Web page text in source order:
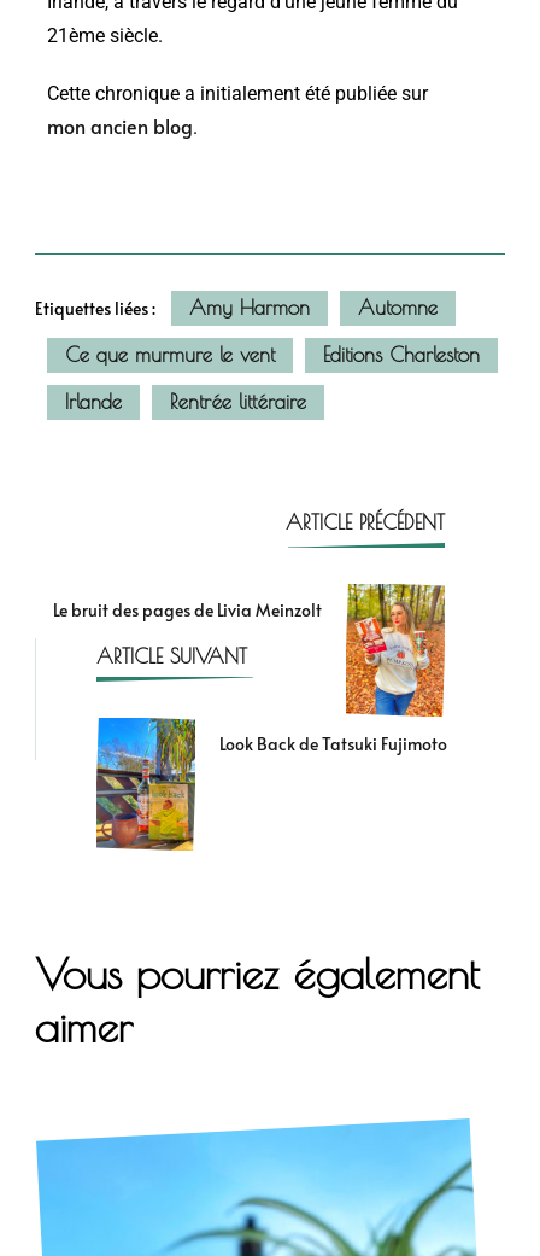
21ème siècle.
Cette chronique a initialement été publiée sur
mon ancien blog.
Etiquettes liées : Amy Harmon
Automne
Ce que murmure le vent
Editions Charleston
Irlande
Rentrée littéraire
ARTICLE PRÉCÉDENT
Le bruit des pages de Livia Meinzolt
ARTICLE SUIVANT
Look Back de Tatsuki Fujimoto
Vous pourriez également
aimer